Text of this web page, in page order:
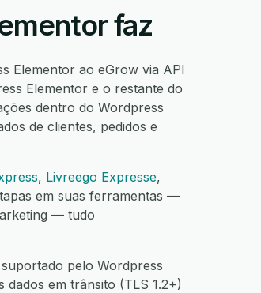
faz
Elementor ao eGrow via API
Elementor e o restante do
dentro do Wordpress
de clientes, pedidos e
, Livreego Expresse,
em suas ferramentas —
— tudo
pelo Wordpress
em trânsito (TLS 1.2+)